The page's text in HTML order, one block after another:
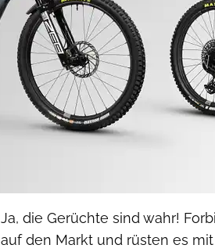
Ja, die Gerüchte sind wahr!
auf den Markt und rüsten es